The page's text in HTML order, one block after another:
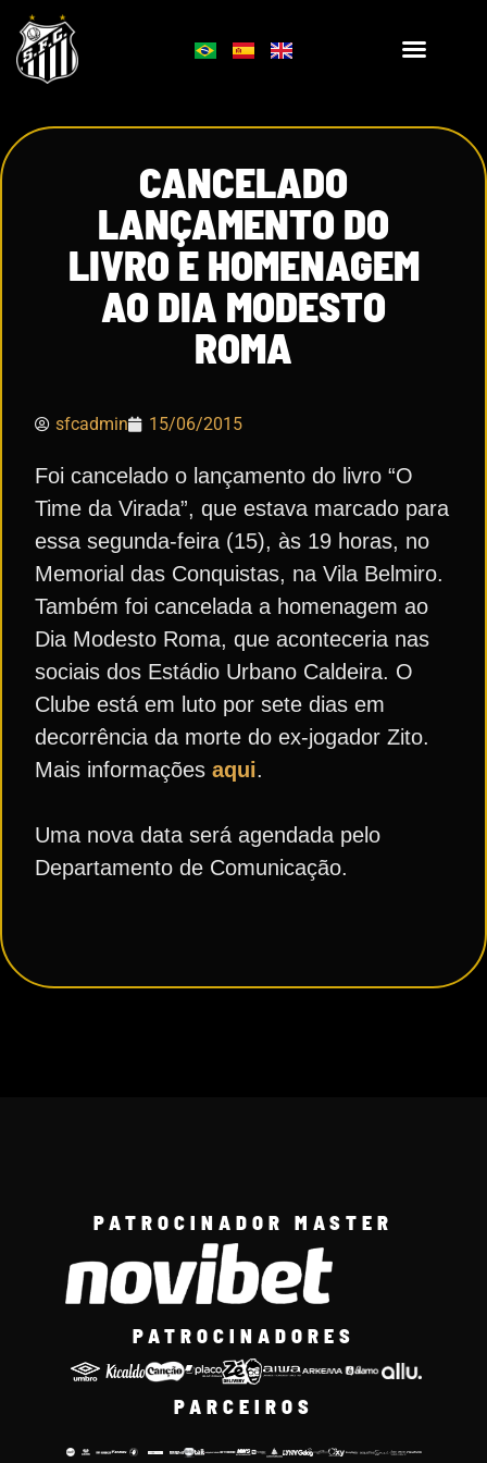
CANCELADO
LANÇAMENTO DO
LIVRO E HOMENAGEM
AO DIA MODESTO
ROMA
sfcadmin 15/06/2015
Foi cancelado o lançamento do livro “O
Time da Virada”, que estava marcado para
essa segunda-feira (15), às 19 horas, no
Memorial das Conquistas, na Vila Belmiro.
Também foi cancelada a homenagem ao
Dia Modesto Roma, que aconteceria nas
sociais dos Estádio Urbano Caldeira. O
Clube está em luto por sete dias em
decorrência da morte do ex-jogador Zito.
Mais informações aqui.
Uma nova data será agendada pelo
Departamento de Comunicação.
PATROCINADOR MASTER
PATROCINADORES
PARCEIROS